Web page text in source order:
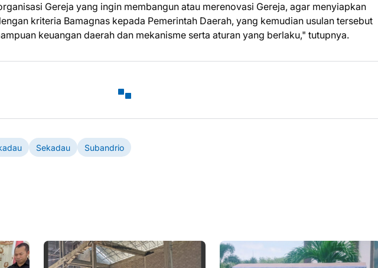
Gereja yang ingin membangun atau merenovasi Gereja, agar menyiapkan
kriteria Bamagnas kepada Pemerintah Daerah, yang kemudian usulan tersebut
keuangan daerah dan mekanisme serta aturan yang berlaku," tutupnya.
Sekadau Subandrio